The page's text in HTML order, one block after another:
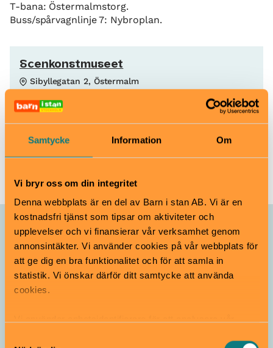
Samtycke Information Om
Vi bryr oss om din integritet
Denna webbplats är en del av Barn i stan AB. Vi är en
kostnadsfri tjänst som tipsar om aktiviteter och
upplevelser och vi finansierar vår verksamhet genom
annonsintäkter. Vi använder cookies på vår webbplats för
att ge dig en bra funktionalitet och för att samla in
statistik. Vi önskar därför ditt samtycke att använda
cookies.
T-bana: Östermalmstorg.
Buss/spårvagnlinje 7: Nybroplan.
Scenkonstmuseet
Sibyllegatan 2, Östermalm
info[at]scenkonstmuseet.se
08-519 554 00
Till webbplats
Allt som händer –
Scenkonstmuseet